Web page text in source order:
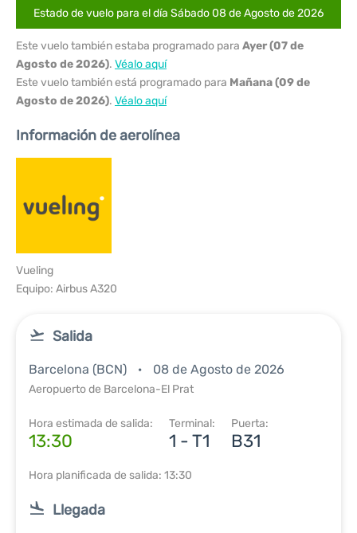
Estado de vuelo para el día Sábado 08 de Agosto de 2026
Este vuelo también estaba programado para Ayer (07 de
Agosto de 2026). Véalo aquí
Este vuelo también está programado para Mañana (09 de
Agosto de 2026). Véalo aquí
Información de aerolínea
Vueling
Equipo: Airbus A320
Salida
Barcelona (BCN) 08 de Agosto de 2026
Aeropuerto de Barcelona-El Prat
Hora estimada de salida:
13:30
Terminal:
1 - T1
Puerta:
B31
Hora planificada de salida: 13:30
Llegada